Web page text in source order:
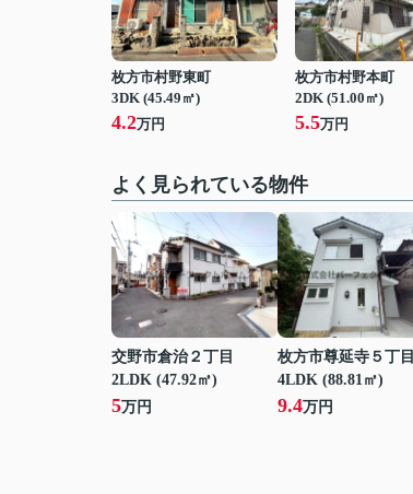
枚方市村野東町
3DK (45.49㎡)
4.2万円
枚方市村野本町
2DK (51.00㎡)
5.5万円
よく見られている物件
交野市倉治２丁目
2LDK (47.92㎡)
5万円
枚方市尊延寺５丁目
4LDK (88.81㎡)
9.4万円